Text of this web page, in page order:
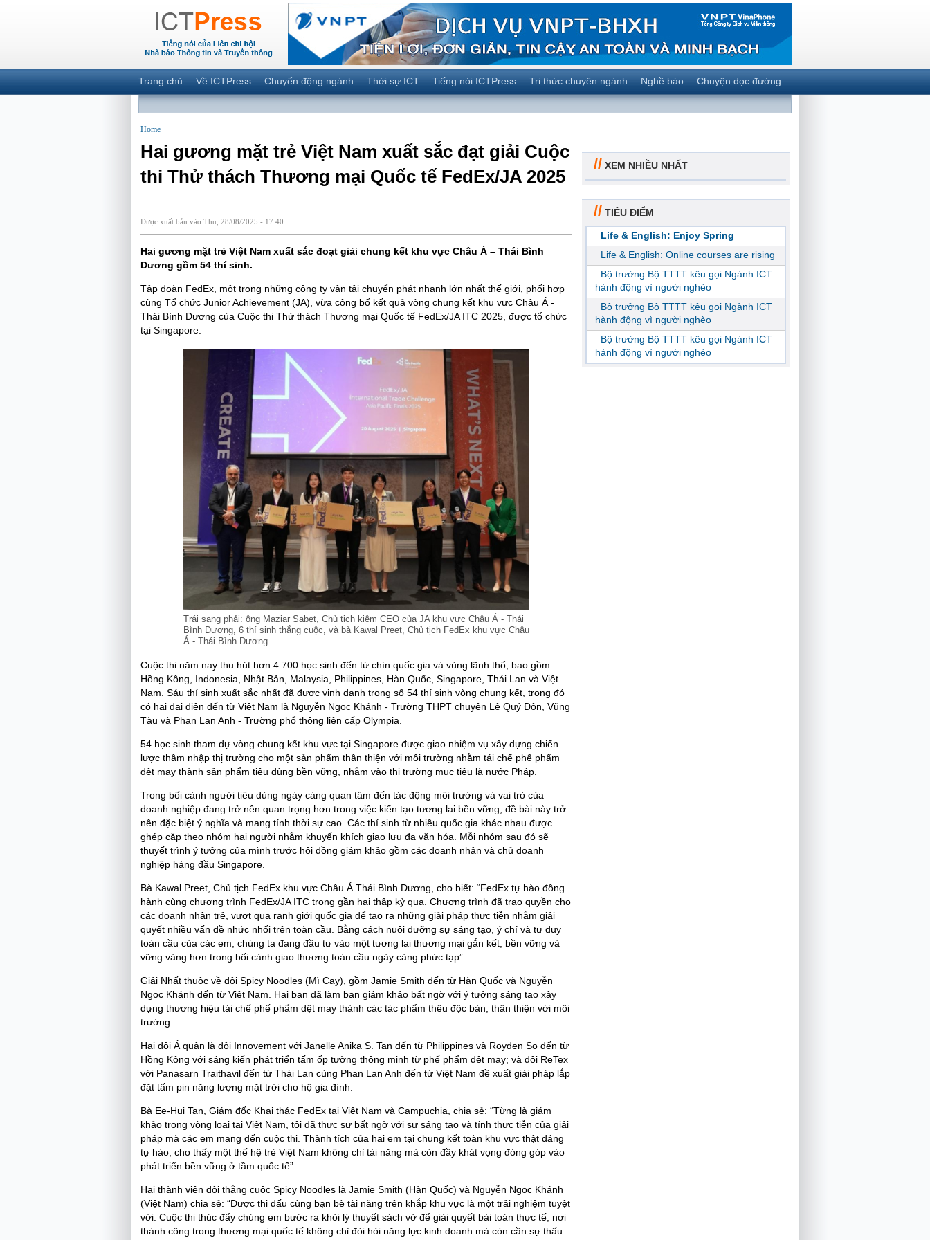
Trang chủ Về ICTPress Chuyển động ngành Thời sự ICT Tiếng nói ICTPress Tri thức chuyên ngành Nghề báo Chuyện dọc đường
Home
Hai gương mặt trẻ Việt Nam xuất sắc đạt giải Cuộc
thi Thử thách Thương mại Quốc tế FedEx/JA 2025
Được xuất bản vào Thu, 28/08/2025 - 17:40
Hai gương mặt trẻ Việt Nam xuất sắc đoạt giải chung kết khu vực Châu Á – Thái Bình
Dương gồm 54 thí sinh.
Tập đoàn FedEx, một trong những công ty vận tải chuyển phát nhanh lớn nhất thế giới, phối hợp
cùng Tổ chức Junior Achievement (JA), vừa công bố kết quả vòng chung kết khu vực Châu Á -
Thái Bình Dương của Cuộc thi Thử thách Thương mại Quốc tế FedEx/JA ITC 2025, được tổ chức
tại Singapore.
Trái sang phải: ông Maziar Sabet, Chủ tịch kiêm CEO của JA khu vực Châu Á - Thái
Bình Dương, 6 thí sinh thắng cuộc, và bà Kawal Preet, Chủ tịch FedEx khu vực Châu
Á - Thái Bình Dương
Cuộc thi năm nay thu hút hơn 4.700 học sinh đến từ chín quốc gia và vùng lãnh thổ, bao gồm
Hồng Kông, Indonesia, Nhật Bản, Malaysia, Philippines, Hàn Quốc, Singapore, Thái Lan và Việt
Nam. Sáu thí sinh xuất sắc nhất đã được vinh danh trong số 54 thí sinh vòng chung kết, trong đó
có hai đại diện đến từ Việt Nam là Nguyễn Ngọc Khánh - Trường THPT chuyên Lê Quý Đôn, Vũng
Tàu và Phan Lan Anh - Trường phổ thông liên cấp Olympia.
54 học sinh tham dự vòng chung kết khu vực tại Singapore được giao nhiệm vụ xây dựng chiến
lược thâm nhập thị trường cho một sản phẩm thân thiện với môi trường nhằm tái chế phế phẩm
dệt may thành sản phẩm tiêu dùng bền vững, nhắm vào thị trường mục tiêu là nước Pháp.
Trong bối cảnh người tiêu dùng ngày càng quan tâm đến tác động môi trường và vai trò của
doanh nghiệp đang trở nên quan trọng hơn trong việc kiến tạo tương lai bền vững, đề bài này trở
nên đặc biệt ý nghĩa và mang tính thời sự cao. Các thí sinh từ nhiều quốc gia khác nhau được
ghép cặp theo nhóm hai người nhằm khuyến khích giao lưu đa văn hóa. Mỗi nhóm sau đó sẽ
thuyết trình ý tưởng của mình trước hội đồng giám khảo gồm các doanh nhân và chủ doanh
nghiệp hàng đầu Singapore.
Bà Kawal Preet, Chủ tịch FedEx khu vực Châu Á Thái Bình Dương, cho biết: “FedEx tự hào đồng
hành cùng chương trình FedEx/JA ITC trong gần hai thập kỷ qua. Chương trình đã trao quyền cho
các doanh nhân trẻ, vượt qua ranh giới quốc gia để tạo ra những giải pháp thực tiễn nhằm giải
quyết nhiều vấn đề nhức nhối trên toàn cầu. Bằng cách nuôi dưỡng sự sáng tạo, ý chí và tư duy
toàn cầu của các em, chúng ta đang đầu tư vào một tương lai thương mại gắn kết, bền vững và
vững vàng hơn trong bối cảnh giao thương toàn cầu ngày càng phức tạp”.
Giải Nhất thuộc về đội Spicy Noodles (Mì Cay), gồm Jamie Smith đến từ Hàn Quốc và Nguyễn
Ngọc Khánh đến từ Việt Nam. Hai bạn đã làm ban giám khảo bất ngờ với ý tưởng sáng tạo xây
dựng thương hiệu tái chế phế phẩm dệt may thành các tác phẩm thêu độc bản, thân thiện với môi
trường.
Hai đội Á quân là đội Innovement với Janelle Anika S. Tan đến từ Philippines và Royden So đến từ
Hồng Kông với sáng kiến phát triển tấm ốp tường thông minh từ phế phẩm dệt may; và đội ReTex
với Panasarn Traithavil đến từ Thái Lan cùng Phan Lan Anh đến từ Việt Nam đề xuất giải pháp lắp
đặt tấm pin năng lượng mặt trời cho hộ gia đình.
Bà Ee-Hui Tan, Giám đốc Khai thác FedEx tại Việt Nam và Campuchia, chia sẻ: “Từng là giám
khảo trong vòng loại tại Việt Nam, tôi đã thực sự bất ngờ với sự sáng tạo và tính thực tiễn của giải
pháp mà các em mang đến cuộc thi. Thành tích của hai em tại chung kết toàn khu vực thật đáng
tự hào, cho thấy một thế hệ trẻ Việt Nam không chỉ tài năng mà còn đầy khát vọng đóng góp vào
phát triển bền vững ở tầm quốc tế”.
Hai thành viên đội thắng cuộc Spicy Noodles là Jamie Smith (Hàn Quốc) và Nguyễn Ngọc Khánh
(Việt Nam) chia sẻ: “Được thi đấu cùng bạn bè tài năng trên khắp khu vực là một trải nghiệm tuyệt
vời. Cuộc thi thúc đẩy chúng em bước ra khỏi lý thuyết sách vở để giải quyết bài toán thực tế, nơi
thành công trong thương mại quốc tế không chỉ đòi hỏi năng lực kinh doanh mà còn cần sự thấu
// XEM NHIỀU NHẤT
// TIÊU ĐIỂM
Life & English: Enjoy Spring
Life & English: Online courses are rising
Bộ trưởng Bộ TTTT kêu gọi Ngành ICT
hành động vì người nghèo
Bộ trưởng Bộ TTTT kêu gọi Ngành ICT
hành động vì người nghèo
Bộ trưởng Bộ TTTT kêu gọi Ngành ICT
hành động vì người nghèo